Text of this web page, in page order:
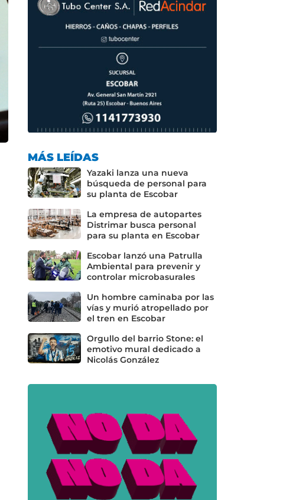
MÁS LEÍDAS
Yazaki lanza una nueva
búsqueda de personal para
su planta de Escobar
La empresa de autopartes
Distrimar busca personal
para su planta en Escobar
Escobar lanzó una Patrulla
Ambiental para prevenir y
controlar microbasurales
Un hombre caminaba por las
vías y murió atropellado por
el tren en Escobar
Orgullo del barrio Stone: el
emotivo mural dedicado a
Nicolás González